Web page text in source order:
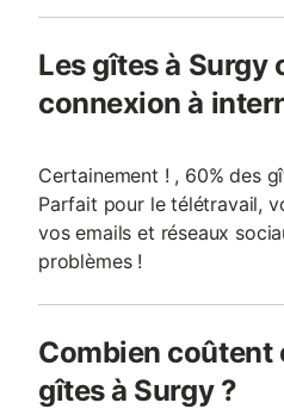
Les gîtes à Surgy
connexion à
Certainement ! , 60% des
Parfait pour le télétravail,
vos emails et réseaux
problèmes !
Combien coûtent
gîtes à Surgy ?